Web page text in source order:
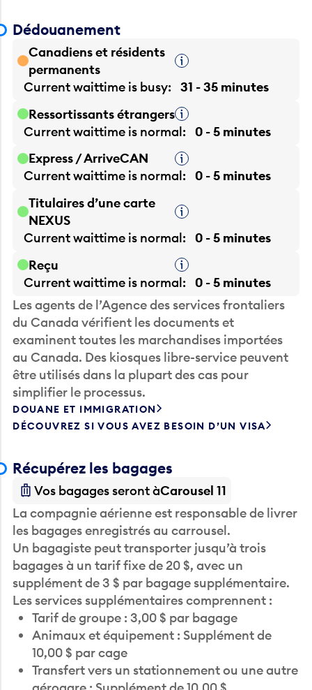
Canadiens et résidents
permanents
Current waittime is
31 - 35 minutes
Ressortissants étrangers
Current waittime isnormal
Current waittime isnormal
NEXUS
Current waittime is
normal
Current waittime is
normal
Les agents de l’Agence des services frontaliers
du Canada vérifient les documents et
examinent toutes les marchandises importées
au Canada. Des kiosques libre-service peuvent
être utilisés dans la plupart des cas pour
simplifier le processus.
DOUANE ET IMMIGRATION
DÉCOUVREZ SI VOUS AVEZ BESOIN D’UN VISA
Vos bagages seront àCarousel 11
La compagnie aérienne est responsable de livrer
les bagages enregistrés au carrousel.
Un bagagiste peut transporter jusqu’à trois
bagages à un tarif fixe de 20 $, avec un
supplément de 3 $ par bagage supplémentaire.
Les services supplémentaires comprennent :
Tarif de groupe : 3,00 $ par bagage
Animaux et équipement : Supplément de
10,00 $ par cage
Transfert vers un stationnement ou une autre
aérogare : Supplément de 10,00 $